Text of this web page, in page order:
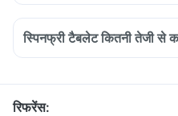
स्पिनफ्री टैबलेट कितनी तेजी से
रिफरेंस: